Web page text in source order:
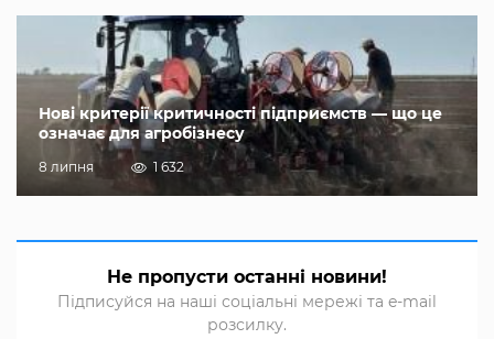
Нові критерії критичності підприємств — що це
означає для агробізнесу
8 липня 1 632
Не пропусти останні новини!
Підписуйся на наші соціальні мережі та e-mail
розсилку.